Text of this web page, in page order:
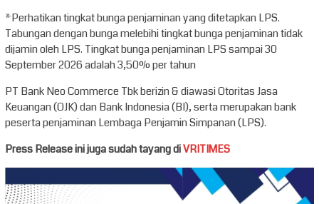
*Perhatikan tingkat bunga penjaminan yang ditetapkan LPS.
Tabungan dengan bunga melebihi tingkat bunga penjaminan tidak
dijamin oleh LPS. Tingkat bunga penjaminan LPS sampai 30
September 2026 adalah 3,50% per tahun
PT Bank Neo Commerce Tbk berizin & diawasi Otoritas Jasa
Keuangan (OJK) dan Bank Indonesia (BI), serta merupakan bank
peserta penjaminan Lembaga Penjamin Simpanan (LPS).
Press Release ini juga sudah tayang diVRITIMES